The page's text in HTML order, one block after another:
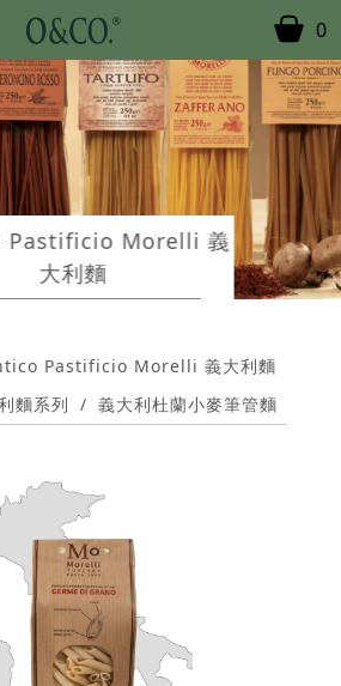
0
Pastificio Morelli 義
大利麵
Pastificio Morelli 義大利麵
麵系列 / 義大利杜蘭小麥筆管麵